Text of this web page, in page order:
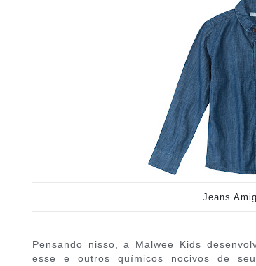
Jeans
Pensando nisso, a Malwee Kids
esse e outros químicos nocivos de